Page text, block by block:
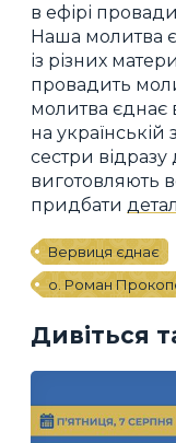
в ефірі
Наша молитва
із різних
провадить
молитва єднає
на
сестри
виготовляють
придбати
Вервиця єднає
о. Роман
Дивіться